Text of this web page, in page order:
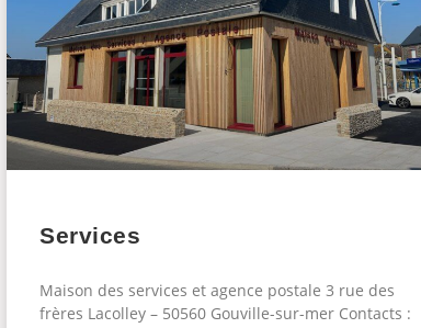
Services
Maison des services et agence postale 3 rue des
frères Lacolley – 50560 Gouville-sur-mer Contacts :